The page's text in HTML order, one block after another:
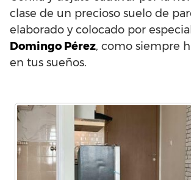
clase de un precioso suelo de
elaborado y colocado por
Domingo Pérez, como siempre
en tus sueños.